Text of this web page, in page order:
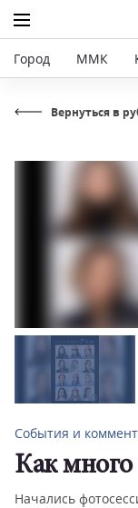
Город ММК
Вернуться в
События и
Как
Начались